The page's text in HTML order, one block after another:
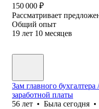
150 000 ₽
Рассматривает
Общий опыт
19 лет 10 месяцев
Зам главного
заработной платы
56 лет • Была сегодня •